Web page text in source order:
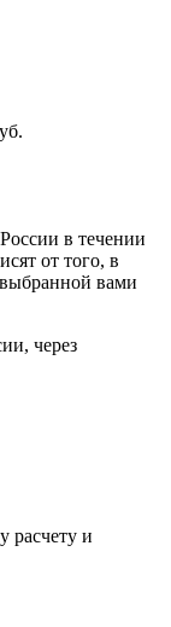
в течении
от того, в
выбранной вами
через
расчету и